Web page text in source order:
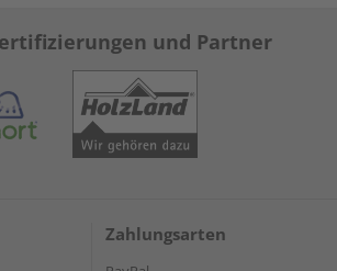
und Partner
Zahlungsarten